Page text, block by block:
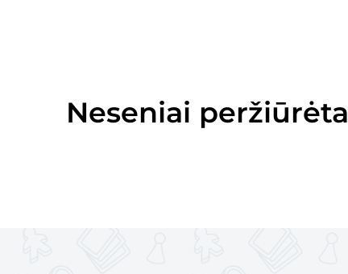
Neseniai peržiūrėta